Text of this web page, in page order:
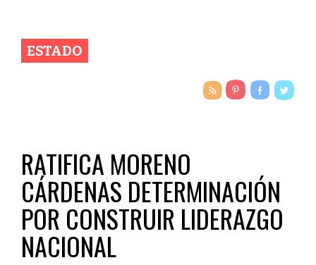
ESTADO
RATIFICA MORENO
CÁRDENAS DETERMINACIÓN
POR CONSTRUIR LIDERAZGO
NACIONAL